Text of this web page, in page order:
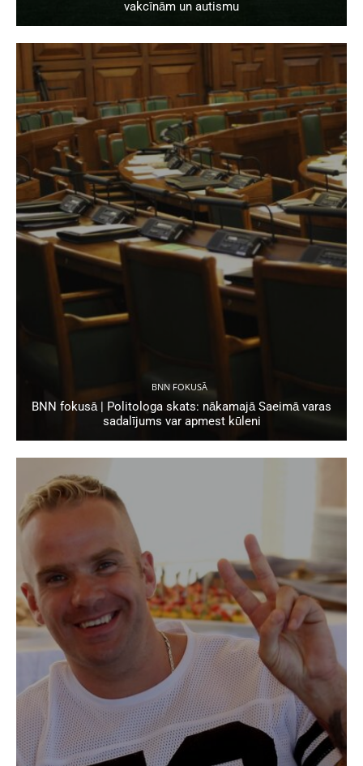
vakcīnām un autismu
BNN FOKUSĀ
BNN fokusā | Politologa skats: nākamajā Saeimā varas
sadalījums var apmest kūleni